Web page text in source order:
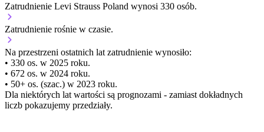
Zatrudnienie Levi Strauss Poland wynosi 330 osób.
Zatrudnienie rośnie w czasie.
Na przestrzeni ostatnich lat zatrudnienie wynosiło:
• 330 os. w 2025 roku.
• 672 os. w 2024 roku.
• 50+ os. (szac.) w 2023 roku.
Dla niektórych lat wartości są prognozami - zamiast dokładnych
liczb pokazujemy przedziały.